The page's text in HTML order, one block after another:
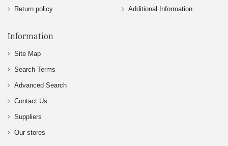
Return policy Additional Information
Information
Site Map
Search Terms
Advanced Search
Contact Us
Suppliers
Our stores